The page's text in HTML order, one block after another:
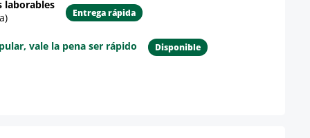
laborables
Entrega rápida
vale la pena ser rápido Disponible
el producto